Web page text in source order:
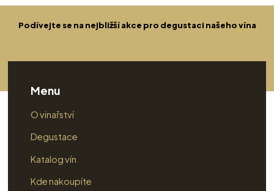
Podívejte se na nejbližší akce pro degustaci našeho vína
Menu
O vinařství
Degustace
Katalog vín
Kde nakoupíte